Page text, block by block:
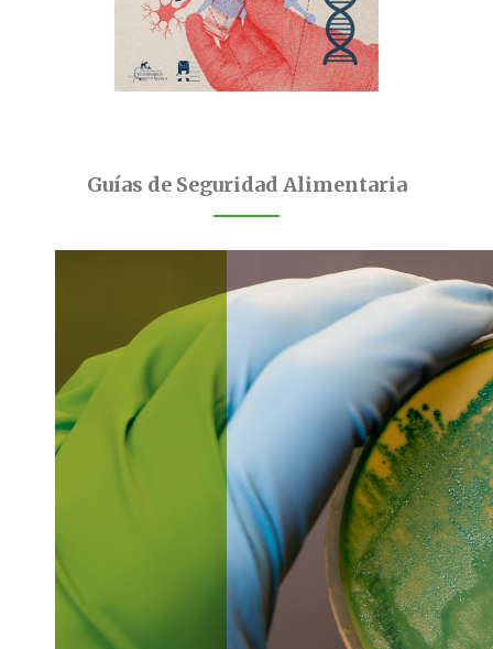
Guías de Seguridad Alimentaria